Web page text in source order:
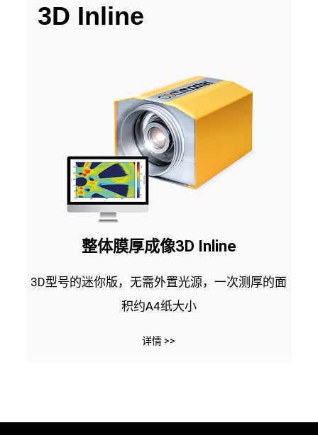
3D Inline
整体膜厚成像3D Inline
3D型号的迷你版，无需外置光源，一次测厚的面
积约A4纸大小
详情 >>